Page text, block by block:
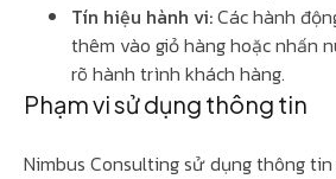
Tín hiệu hành vi:Các hành
thêm vào giỏ hàng hoặc nhấn
rõ hành trình khách hàng.
Phạm vi sử dụng thông tin
Nimbus Consulting sử dụng thông